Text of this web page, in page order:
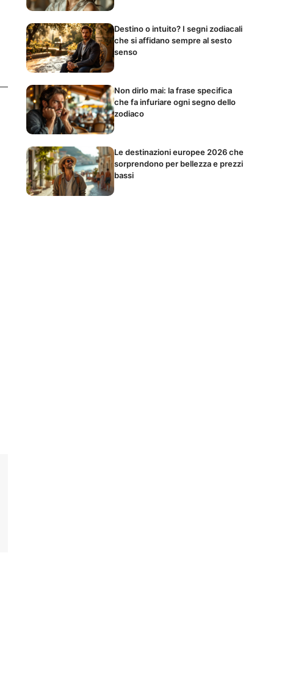
Destino o intuito? I segni zodiacali
che si affidano sempre al sesto
senso
Non dirlo mai: la frase specifica
che fa infuriare ogni segno dello
zodiaco
Le destinazioni europee 2026 che
sorprendono per bellezza e prezzi
bassi